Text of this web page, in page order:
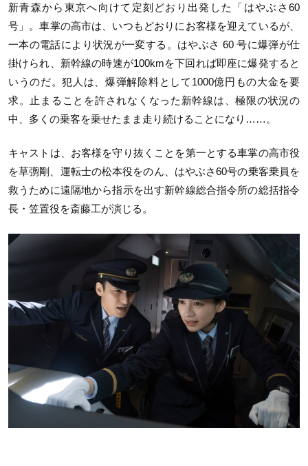
新青森から東京へ向けて定刻どおり出発した「はやぶさ60
号」。車掌の高市は、いつもどおりにお客様を迎えているが、
一本の電話により状況が一変する。はやぶさ 60 号に爆弾が仕
掛けられ、新幹線の時速が100kmを下回れば即座に爆発すると
いうのだ。犯人は、爆弾解除料として1000億円もの大金を要
求。止まることを許されなくなった新幹線は、極限の状況の
中、多くの乗客を乗せたまま走り続けることになり……。
キャストは、お客様を守り抜くことを第一とする車掌の高市役
を草彅剛、運転士の松本役をのん、はやぶさ60号の乗客乗員を
救うために遠隔地から指示を出す新幹線総合指令所の総括指令
長・笠置役を斎藤工が演じる。